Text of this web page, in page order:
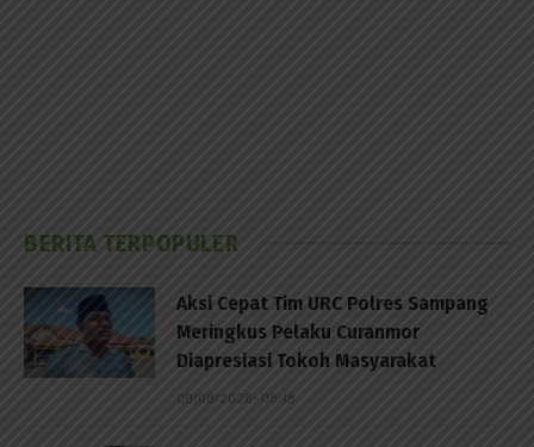
BERITA TERPOPULER
Aksi Cepat Tim URC Polres Sampang
Meringkus Pelaku Curanmor
Diapresiasi Tokoh Masyarakat
09/08/2026 - 08:18